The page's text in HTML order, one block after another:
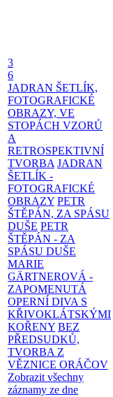
3
6
JADRAN ŠETLÍK,
FOTOGRAFICKÉ
OBRAZY, VE
STOPÁCH VZORŮ
A
RETROSPEKTIVNÍ
TVORBA JADRAN
ŠETLÍK -
FOTOGRAFICKÉ
OBRAZY PETR
ŠTĚPÁN, ZA SPÁSU
DUŠE PETR
ŠTĚPÁN - ZA
SPÁSU DUŠE
MARIE
GÄRTNEROVÁ -
ZAPOMENUTÁ
OPERNÍ DIVA S
KŘIVOKLÁTSKÝMI
KOŘENY BEZ
PŘEDSUDKŮ,
TVORBA Z
VĚZNICE ORÁČOV
Zobrazit všechny
záznamy ze dne